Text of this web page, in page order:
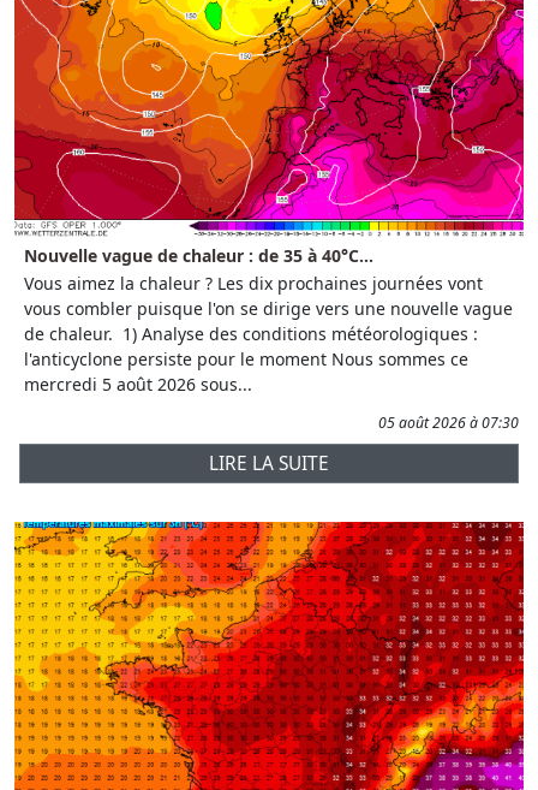
Nouvelle vague de chaleur : de 35 à 40°C...
Vous aimez la chaleur ? Les dix prochaines journées vont
vous combler puisque l'on se dirige vers une nouvelle vague
de chaleur. 1) Analyse des conditions météorologiques :
l'anticyclone persiste pour le moment Nous sommes ce
mercredi 5 août 2026 sous...
05 août 2026 à 07:30
LIRE LA SUITE